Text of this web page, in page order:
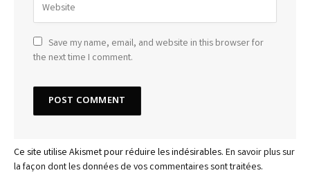
Save my name, email, and website in this browser for
the next time I comment.
Ce site utilise Akismet pour réduire les indésirables. En savoir plus sur
la façon dont les données de vos commentaires sont traitées.